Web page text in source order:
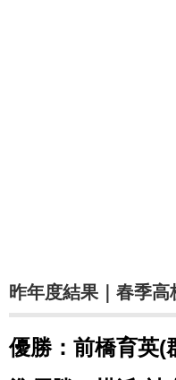
昨年度結果｜春季高
優勝：前橋育英(